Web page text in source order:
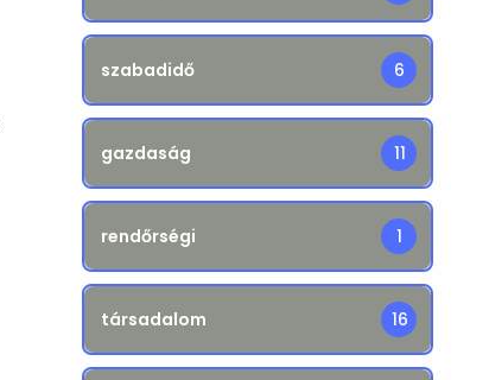
szabadidő 6
gazdaság 11
rendőrségi 1
társadalom 16